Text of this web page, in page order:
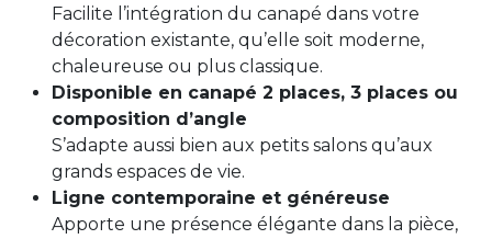
Facilite l’intégration du canapé dans votre
décoration existante, qu’elle soit moderne,
chaleureuse ou plus classique.
Disponible en canapé 2 places, 3 places ou
composition d’angle
S’adapte aussi bien aux petits salons qu’aux
grands espaces de vie.
Ligne contemporaine et généreuse
Apporte une présence élégante dans la pièce,